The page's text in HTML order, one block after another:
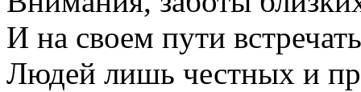
И на своем пути встречать
Людей лишь честных и